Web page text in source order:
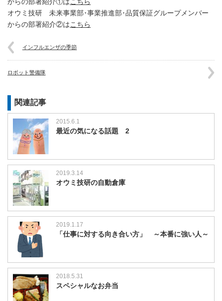
オウミ技研 未来事業部･事業推進部･品質保証グループメンバー
からの部署紹介②はこちら
インフルエンザの季節
ロボット警備隊
関連記事
2015.6.1
最近の気になる話題 2
2019.3.14
オウミ技研の自動倉庫
2019.1.17
「仕事に対する向き合い方」 ～本番に強い人～
2018.5.31
スペシャルなお弁当